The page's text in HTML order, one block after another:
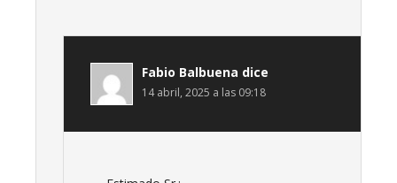
Fabio Balbuena dice
14 abril, 2025 a las 09:18